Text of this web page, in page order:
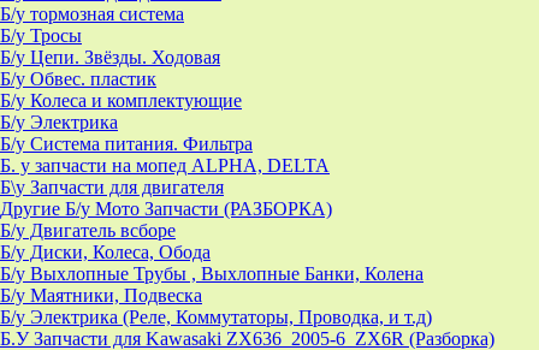
Б/у тормозная система
Б/у Тросы
Б/у Цепи. Звёзды. Ходовая
Б/у Обвес. пластик
Б/у Колеса и комплектующие
Б/у Электрика
Б/у Система питания. Фильтра
Б. у запчасти на мопед ALPHA, DELTA
Б\у Запчасти для двигателя
Другие Б/у Мото Запчасти (РАЗБОРКА)
Б/у Двигатель всборе
Б/у Диски, Колеса, Обода
Б/у Выхлопные Трубы , Выхлопные Банки, Колена
Б/у Маятники, Подвеска
Б/у Электрика (Реле, Коммутаторы, Проводка, и т.д)
Б.У Запчасти для Kawasaki ZX636_2005-6_ZX6R (Разборка)